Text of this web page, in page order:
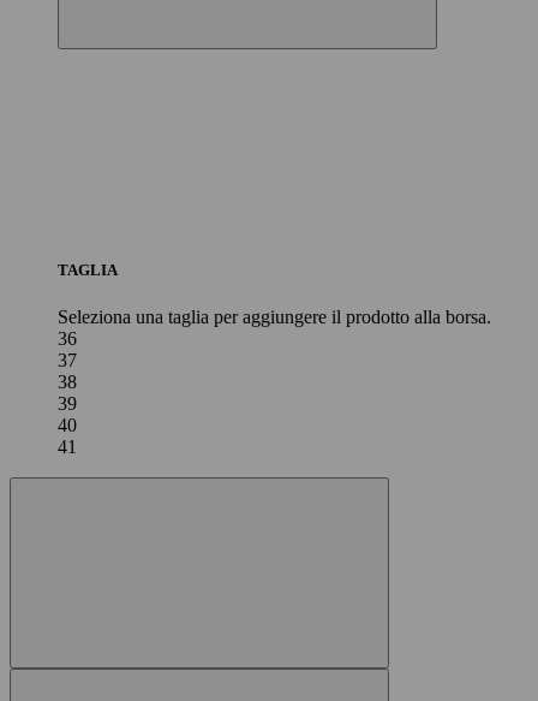
TAGLIA
Seleziona una taglia per aggiungere il prodotto alla borsa.
36
37
38
39
40
41